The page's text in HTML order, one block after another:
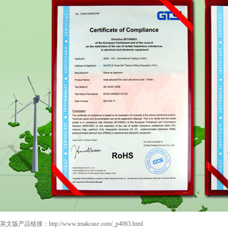
英文版产品链接： http://www.imakcase.com/_p4063.html